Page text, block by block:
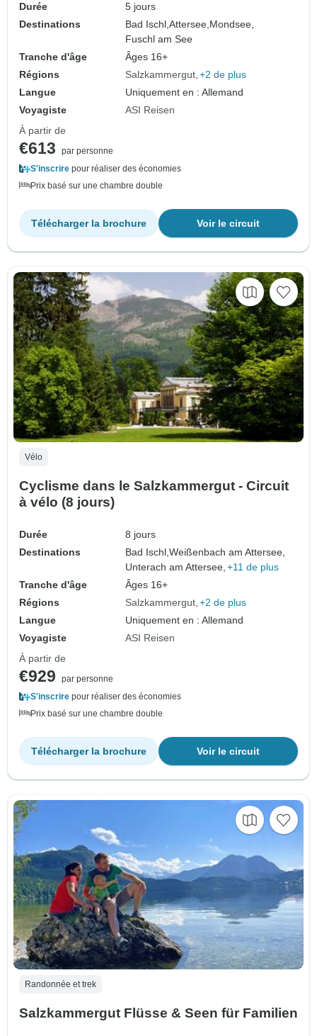
Durée
5 jours
Destinations
Bad Ischl,Attersee,Mondsee,
Fuschl am See
Tranche d'âge
Âges 16+
Régions
Salzkammergut +2 de plus
Langue
Uniquement en : Allemand
Voyagiste
ASI Reisen
À partir de
€613
par personne
S'inscrire pour réaliser des économies
Prix basé sur une chambre double
Voir le circuit
Télécharger la brochure
Vélo
Cyclisme dans le Salzkammergut - Circuit
à vélo (8 jours)
Durée
8 jours
Destinations
Bad Ischl,Weißenbach am Attersee,
Unterach am Attersee, +11 de plus
Tranche d'âge
Âges 16+
Régions
Salzkammergut +2 de plus
Langue
Uniquement en : Allemand
Voyagiste
ASI Reisen
À partir de
€929
par personne
S'inscrire pour réaliser des économies
Prix basé sur une chambre double
Voir le circuit
Télécharger la brochure
Randonnée et trek
Salzkammergut Flüsse & Seen für Familien